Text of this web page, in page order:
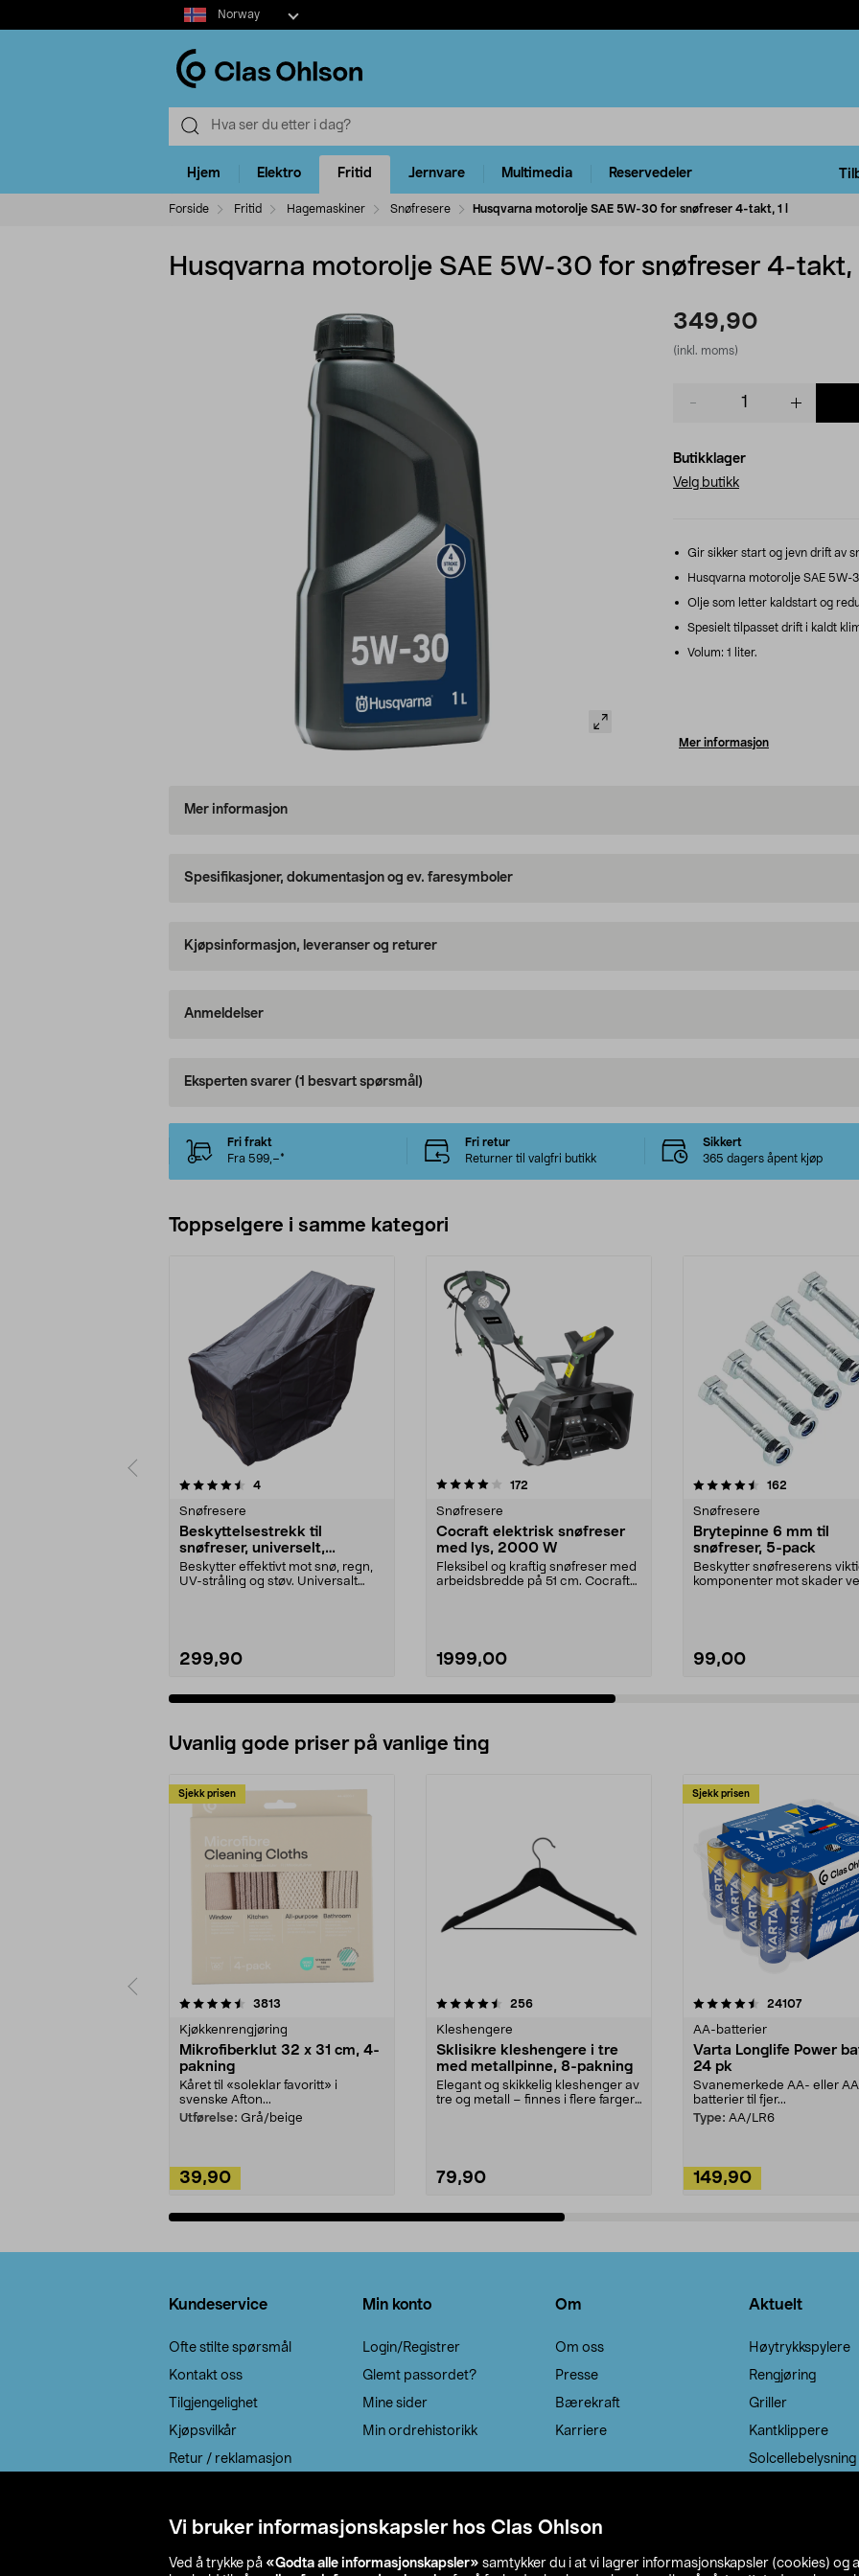
Vi bruker informasjonskapsler hos Clas Ohlson
Ved å trykke på «Godta alle informasjonskapsler» samtykker du i at vi lagrer informasjonskapsler (cookies) og
Select
market
Norway
Hjem Elektro Fritid Jernvare Multimedia Reservedeler
Forside Fritid Hagemaskiner Snøfresere Husqvarna motorolje SAE 5W-30 for snøfreser 4-takt, 1 l
Husqvarna motorolje SAE 5W-30 for snøfreser 4-takt,
349,90
(inkl. moms)
Butikklager
Velg butikk
Gir sikker start og jevn drift av
Husqvarna motorolje SAE
Olje som letter kaldstart og
Spesielt tilpasset drift i kaldt
Volum: 1 liter.
Mer informasjon
Mer informasjon
Spesifikasjoner, dokumentasjon og ev. faresymboler
Kjøpsinformasjon, leveranser og returer
Anmeldelser
Eksperten svarer (1 besvart spørsmål)
Fri frakt
Fra 599,–*
Fri retur
Returner til valgfri butikk
Sikkert
365 dagers åpent kjøp
Toppselgere i samme kategori
4anmeldelser
Snøfresere
Beskyttelsestrekk til
snøfreser, universelt,
120x81x101 cm
Beskytter effektivt mot snø, regn,
UV-stråling og støv. Universalt
299,90
4.0 av 5 stjerner 172
Snøfresere
Cocraft elektrisk snøfreser
med lys, 2000 W
Fleksibel og kraftig snøfreser med
arbeidsbredde på 51 cm. Cocraft
1999,00
4.5 av 5 stjerner 162
Snøfresere
Brytepinne 6 mm til
snøfreser, 5-pack
Beskytter snøfreserens
komponenter mot skader
99,00
4.0 av 5 stjerner
Uvanlig gode priser på vanlige ting
Sjekk prisen
3813
Kjøkkenrengjøring
Mikrofiberklut 32 x 31 cm, 4-
pakning
Kåret til «soleklar favoritt» i
svenske Afton...
Utførelse: Grå/beige
39,90
4.5av 5 stjerner 256anmeldelser
Kleshengere
Sklisikre kleshengere i tre
med metallpinne, 8-pakning
Elegant og skikkelig kleshenger av
tre og metall – finnes i flere farger.
79,90
Sjekk prisen
4.5av 5 stjerner 24107
AA-batterier
Varta Longlife Power
24 pk
Svanemerkede AA- eller
batterier til fjer...
Type: AA/LR6
149,90
4.5av 5 stjerner
Kundeservice
Ofte stilte spørsmål
Kontakt oss
Tilgjengelighet
Kjøpsvilkår
Retur / reklamasjon
Min konto
Login/Registrer
Glemt passordet?
Mine sider
Min ordrehistorikk
Om
Om oss
Presse
Bærekraft
Karriere
Aktuelt
Høytrykkspylere
Rengjøring
Griller
Kantklippere
Solcellebelysning